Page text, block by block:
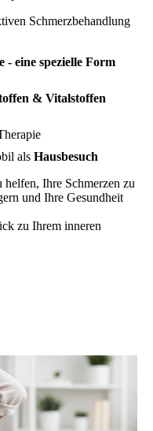
Schmerzbehandlung
- eine spezielle Form
& Vitalstoffen
als Hausbesuch
Ihre Schmerzen zu
und Ihre Gesundheit
zu Ihrem inneren